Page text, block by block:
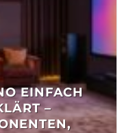
EINFACH
–